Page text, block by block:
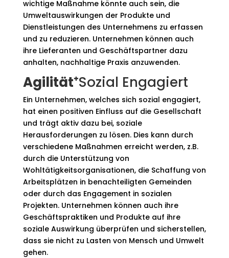
wichtige Maßnahme könnte auch sein, die
Umweltauswirkungen der Produkte und
Dienstleistungen des Unternehmens zu erfassen
und zu reduzieren. Unternehmen können auch
ihre Lieferanten und Geschäftspartner dazu
anhalten, nachhaltige Praxis anzuwenden.
Agilität⁺Sozial Engagiert
Ein Unternehmen, welches sich sozial engagiert,
hat einen positiven Einfluss auf die Gesellschaft
und trägt aktiv dazu bei, soziale
Herausforderungen zu lösen. Dies kann durch
verschiedene Maßnahmen erreicht werden, z.B.
durch die Unterstützung von
Wohltätigkeitsorganisationen, die Schaffung von
Arbeitsplätzen in benachteiligten Gemeinden
oder durch das Engagement in sozialen
Projekten. Unternehmen können auch ihre
Geschäftspraktiken und Produkte auf ihre
soziale Auswirkung überprüfen und sicherstellen,
dass sie nicht zu Lasten von Mensch und Umwelt
gehen.